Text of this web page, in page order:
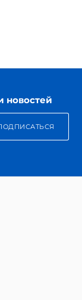
новостей